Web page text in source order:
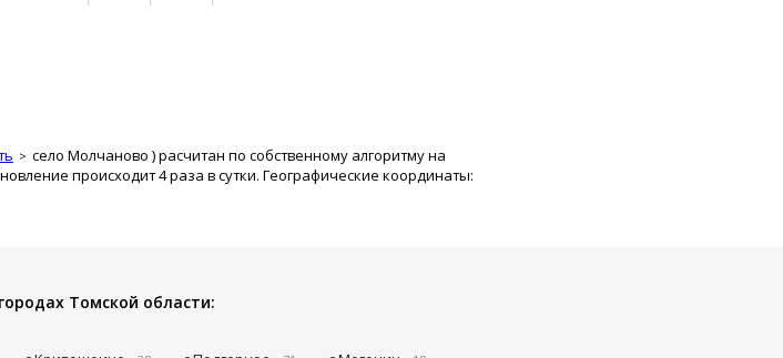
село Молчаново ) расчитан по собственному алгоритму на
происходит 4 раза в сутки. Географические координаты:
Томской области: